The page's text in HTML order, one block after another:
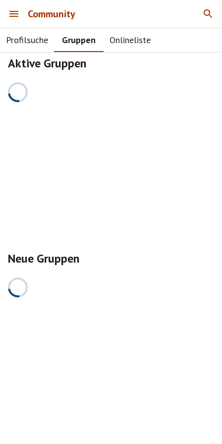
Community
Profilsuche Gruppen Onlineliste
Aktive Gruppen
Neue Gruppen